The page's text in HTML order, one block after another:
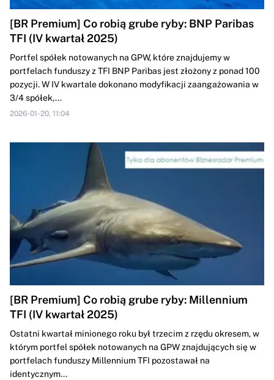
[BR Premium] Co robią grube ryby: BNP Paribas
TFI (IV kwartał 2025)
Portfel spółek notowanych na GPW, które znajdujemy w
portfelach funduszy z TFI BNP Paribas jest złożony z ponad 100
pozycji. W IV kwartale dokonano modyfikacji zaangażowania w
3/4 spółek,...
2026-01-20, 11:04
[BR Premium] Co robią grube ryby: Millennium
TFI (IV kwartał 2025)
Ostatni kwartał minionego roku był trzecim z rzędu okresem, w
którym portfel spółek notowanych na GPW znajdujących się w
portfelach funduszy Millennium TFI pozostawał na
identycznym...